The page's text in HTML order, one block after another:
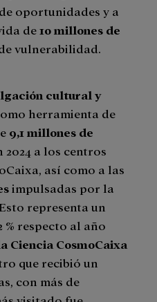
oportunidades y a
de10 millones de
vulnerabilidad.
cultural y
herramienta de
9,1 millones de
2024 a los centros
así como a las
impulsadas por la
representa un
% respecto al año
Ciencia CosmoCaixa
que recibió un
con más de